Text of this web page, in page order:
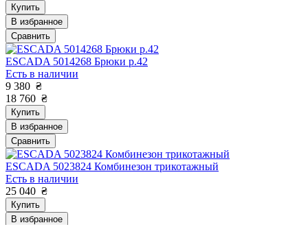
Купить
В избранное
Сравнить
ESCADA 5014268 Брюки р.42
Есть в наличии
9 380 ₴
18 760 ₴
Купить
В избранное
Сравнить
ESCADA 5023824 Комбинезон трикотажный
Есть в наличии
25 040 ₴
Купить
В избранное